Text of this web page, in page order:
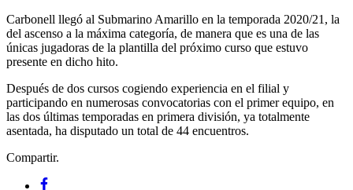
Carbonell llegó al Submarino Amarillo en la temporada 2020/21, la
del ascenso a la máxima categoría, de manera que es una de las
únicas jugadoras de la plantilla del próximo curso que estuvo
presente en dicho hito.
Después de dos cursos cogiendo experiencia en el filial y
participando en numerosas convocatorias con el primer equipo, en
las dos últimas temporadas en primera división, ya totalmente
asentada, ha disputado un total de 44 encuentros.
Compartir.